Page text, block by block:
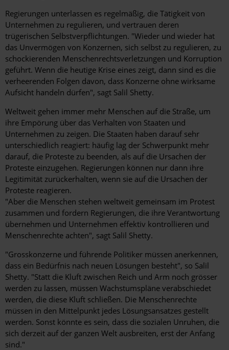
Regierungen unterlassen es regelmäßig, die Tätigkeit von
Unternehmen zu regulieren, und vertrauen deren
trügerischen Selbstverpflichtungen. "Wieder und wieder hat
das Unvermögen von Konzernen, sich selbst zu regulieren, zu
schockierenden Menschenrechtsverletzungen und Korruption
geführt. Wenn die heutige Krise eines zeigt, dann sind es die
verheerenden Folgen davon, dass Konzerne ohne wirksame
Aufsicht handeln dürfen", sagt Salil Shetty.
Weltweit gehen immer mehr Menschen auf die Straße, um
ihre Empörung über das Verhalten von Staaten und
Unternehmen zu zeigen. Die Staaten haben darauf sehr
unterschiedlich reagiert: häufig lag der Schwerpunkt mehr
darauf, die Proteste zu beenden, als auf die Ursachen der
Proteste einzugehen. Regierungen können nur dann ihre
Legitimität zurückerhalten, wenn sie auf die Ursachen der
Proteste reagieren.
"Aber die Menschen stehen weltweit gemeinsam im Protest
zusammen und fordern Regierungen, die ihre Verantwortung
übernehmen und Unternehmen effektiv kontrollieren und
Menschenrechte achten", sagt Salil Shetty.
"Grosskonzerne und führende Politiker müssen anerkennen,
dass ein Bedürfnis nach neuen Lösungen besteht", so Salil
Shetty. "Statt die Kluft zwischen Reich und Arm noch grösser
werden zu lassen, müssen Wachstumspläne verabschiedet
werden, die diese Kluft schließen. Die Menschenrechte
müssen in den Mittelpunkt jedes Lösungsansatzes gestellt
werden. Sonst könnte es sein, dass die sozialen Unruhen, die
sich derzeit auf der ganzen Welt ausbreiten, erst der Anfang
sind."